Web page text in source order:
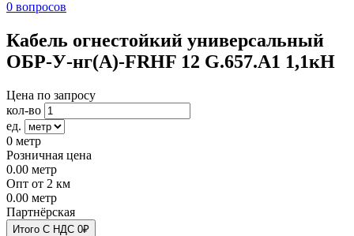
0 вопросов
Кабель огнестойкий универсальный
ОБР-У-нг(A)-FRHF 12 G.657.А1 1,1кН
Цена по запросу
кол-во
ед.
0 метр
Розничная цена
0.00 метр
Опт от 2 км
0.00 метр
Партнёрская
Итого C НДС 0₽